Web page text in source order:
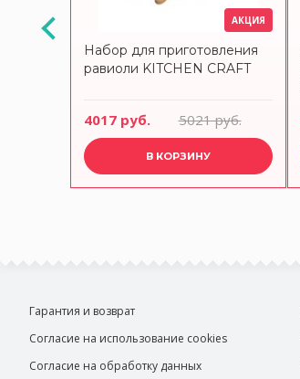
АКЦИЯ АКЦИЯ
Набор для приготовления
равиоли KITCHEN CRAFT
4017 руб. 5021 руб.
В КОРЗИНУ
Гарантия и возврат
Согласие на использование cookies
Согласие на обработку данных